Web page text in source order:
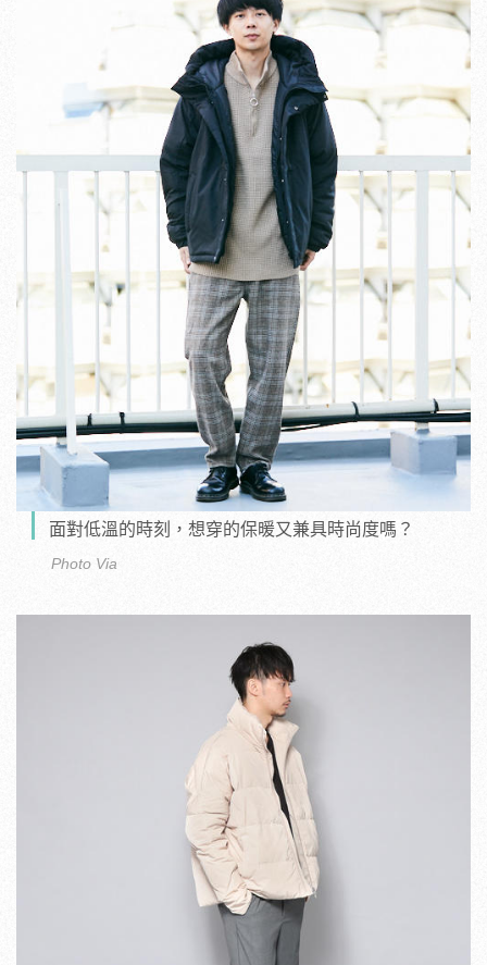
面對低溫的時刻，想穿的保暖又兼具時尚度嗎？
Photo Via